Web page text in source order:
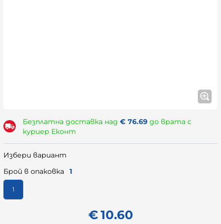
Безплатна доставка над 76.69
€
до врата с
куриер Еконт
Избери вариант
Брой в опаковка
1
1
10.60
€